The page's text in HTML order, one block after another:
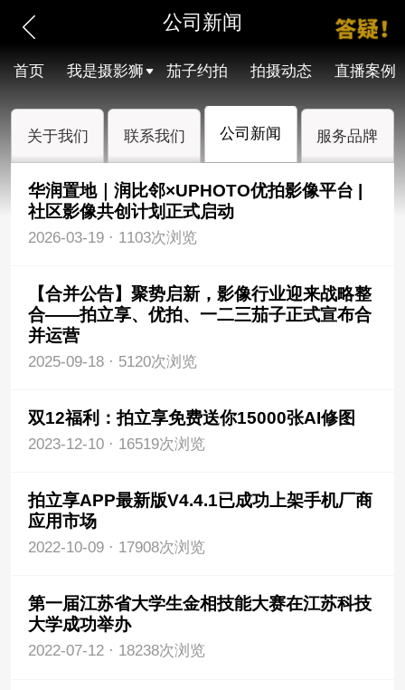
公司新闻
首页 我是摄影狮 茄子约拍 拍摄动态 直播案例
关于我们 联系我们 公司新闻 服务品牌
华润置地｜润比邻×UPHOTO优拍影像平台 |
社区影像共创计划正式启动
2026-03-19 · 1103次浏览
【合并公告】聚势启新，影像行业迎来战略整
合——拍立享、优拍、一二三茄子正式宣布合
并运营
2025-09-18 · 5120次浏览
双12福利：拍立享免费送你15000张AI修图
2023-12-10 · 16519次浏览
拍立享APP最新版V4.4.1已成功上架手机厂商
应用市场
2022-10-09 · 17908次浏览
第一届江苏省大学生金相技能大赛在江苏科技
大学成功举办
2022-07-12 · 18238次浏览